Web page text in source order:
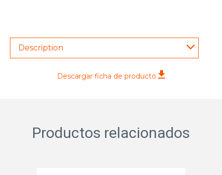
Description
Descargar ficha de producto
Productos relacionados